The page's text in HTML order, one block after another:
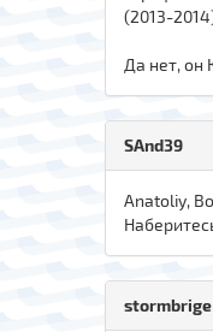
(2013-
Да нет, он
SAnd39
Anatoliy,
stormbrige